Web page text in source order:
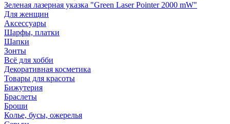
Зеленая лазерная указка "Green Laser Pointer 2000 mW"
Для женщин
Аксессуары
Шарфы, платки
Шапки
Зонты
Всё для хобби
Декоративная косметика
Товары для красоты
Бижутерия
Браслеты
Броши
Колье, бусы, ожерелья